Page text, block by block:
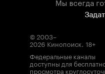
© 2003–
2026 Кинопоиск. 18+
Федеральные каналы
доступны для
просмотра